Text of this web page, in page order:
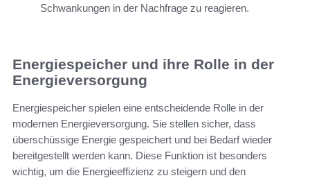
Schwankungen in der Nachfrage zu reagieren.
Energiespeicher und ihre Rolle in der
Energieversorgung
Energiespeicher spielen eine entscheidende Rolle in der
modernen Energieversorgung. Sie stellen sicher, dass
überschüssige Energie gespeichert und bei Bedarf wieder
bereitgestellt werden kann. Diese Funktion ist besonders
wichtig, um die Energieeffizienz zu steigern und den